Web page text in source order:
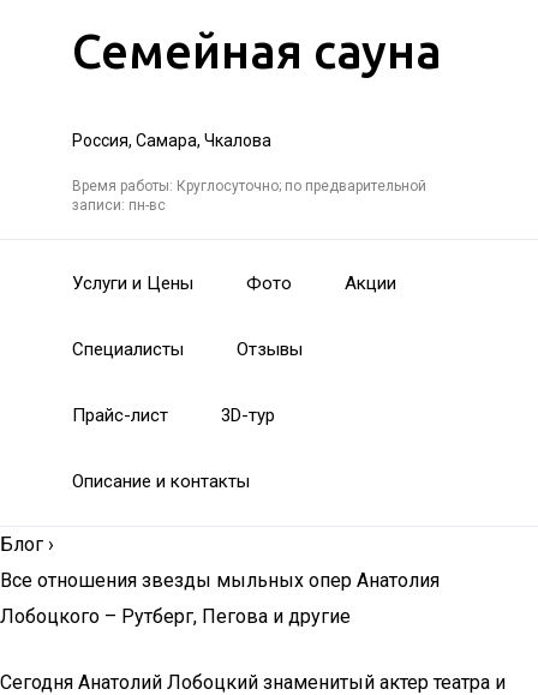
Семейная сауна
Россия, Самара, Чкалова
Время работы: Круглосуточно; по предварительной
записи: пн-вс
Услуги и Цены Фото Акции
Специалисты Отзывы
Прайс-лист 3D-тур
Описание и контакты
Блог ›
Все отношения звезды мыльных опер Анатолия
Лобоцкого – Рутберг, Пегова и другие
Сегодня Анатолий Лобоцкий знаменитый актер театра и